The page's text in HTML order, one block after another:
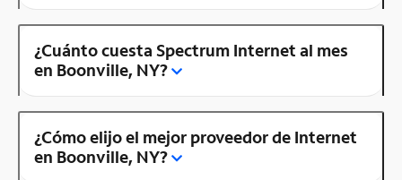
¿Cuánto cuesta Spectrum Internet al mes
en Boonville, NY?
¿Cómo elijo el mejor proveedor de Internet
en Boonville, NY?